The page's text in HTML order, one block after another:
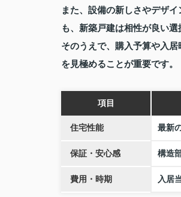
また、設備の新しさやデザ
も、新築戸建は相性が良い選
そのうえで、購入予算や入
を見極めることが重要です。
項目
住宅性能 最新
保証・安心感 構造
費用・時期 入居